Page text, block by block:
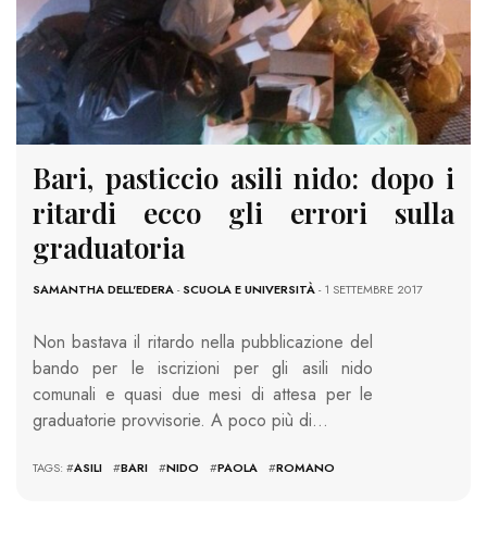
Bari, pasticcio asili nido: dopo i
ritardi ecco gli errori sulla
graduatoria
SAMANTHA DELL'EDERA-SCUOLA E UNIVERSITÀ- 1 SETTEMBRE 2017
Non bastava il ritardo nella pubblicazione del
bando per le iscrizioni per gli asili nido
comunali e quasi due mesi di attesa per le
graduatorie provvisorie. A poco più di…
TAGS: #ASILI #BARI #NIDO #PAOLA #ROMANO